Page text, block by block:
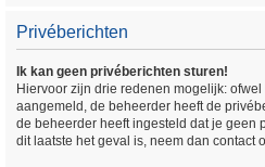
Privéberichten
Ik kan geen privéberichten sturen!
Hiervoor zijn drie redenen mogelijk:
aangemeld, de beheerder heeft de
de beheerder heeft ingesteld dat je geen
dit laatste het geval is, neem dan contact